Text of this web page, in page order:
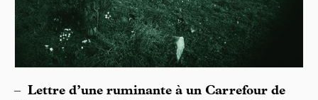
– Lettre d’une ruminante à un Carrefour de